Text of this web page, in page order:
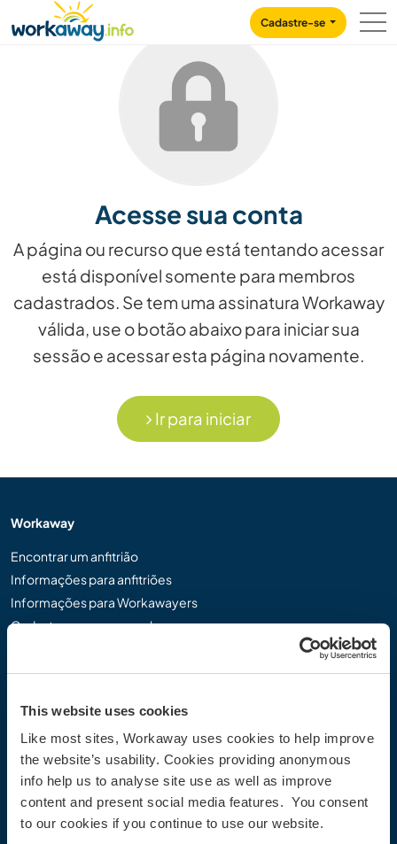
This website uses cookies
Like most sites, Workaway uses cookies to help improve
the website’s usability. Cookies providing anonymous
info help us to analyse site use as well as improve
content and present social media features. You consent
to our cookies if you continue to use our website.
CONTENT
MAIN NAVIGATION
Cadastre-se
Acesse sua conta
A página ou recurso que está tentando acessar
está disponível somente para membros
cadastrados. Se tem uma assinatura Workaway
válida, use o botão abaixo para iniciar sua
sessão e acessar esta página novamente.
Ir para iniciar
Workaway
Encontrar um anfitrião
Informações para anfitriões
Informações para Workawayers
Cadastrar-se como workawayer
Dar uma experiência Workaway de presente
Comunidade
Workaway Blog
Galeria de Fotos Workaway
Workaway.tv